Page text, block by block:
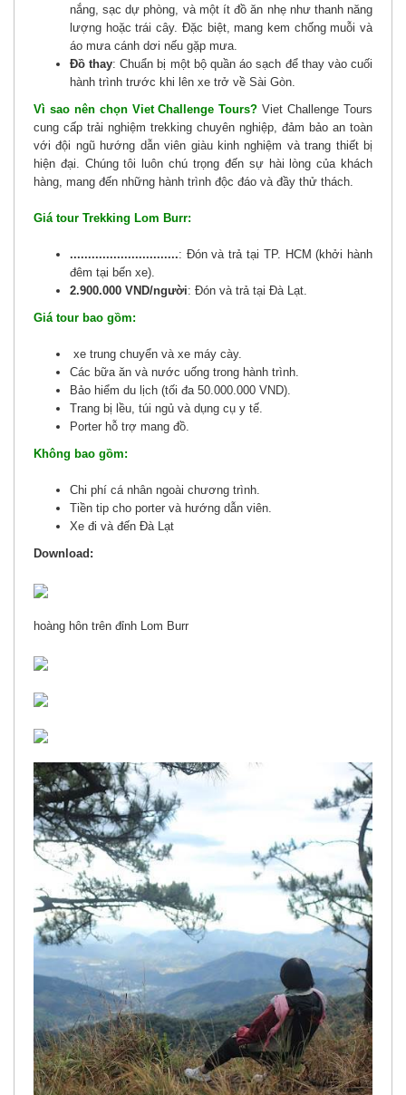
nắng, sạc dự phòng, và một ít đồ ăn nhẹ như thanh năng
lượng hoặc trái cây. Đặc biệt, mang kem chống muỗi và
áo mưa cánh dơi nếu gặp mưa.
Đồ thay: Chuẩn bị một bộ quần áo sạch để thay vào cuối
hành trình trước khi lên xe trở về Sài Gòn.
Vì sao nên chọn Viet Challenge Tours? Viet Challenge Tours
cung cấp trải nghiệm trekking chuyên nghiệp, đảm bảo an toàn
với đội ngũ hướng dẫn viên giàu kinh nghiệm và trang thiết bị
hiện đại. Chúng tôi luôn chú trọng đến sự hài lòng của khách
hàng, mang đến những hành trình độc đáo và đầy thử thách.
Giá tour Trekking Lom Burr:
..............................: Đón và trả tại TP. HCM (khởi hành
đêm tại bến xe).
2.900.000 VND/người: Đón và trả tại Đà Lạt.
Giá tour bao gồm:
xe trung chuyển và xe máy cày.
Các bữa ăn và nước uống trong hành trình.
Bảo hiểm du lịch (tối đa 50.000.000 VND).
Trang bị lều, túi ngủ và dụng cụ y tế.
Porter hỗ trợ mang đồ.
Không bao gồm:
Chi phí cá nhân ngoài chương trình.
Tiền tip cho porter và hướng dẫn viên.
Xe đi và đến Đà Lạt
Download:
hoàng hôn trên đỉnh Lom Burr